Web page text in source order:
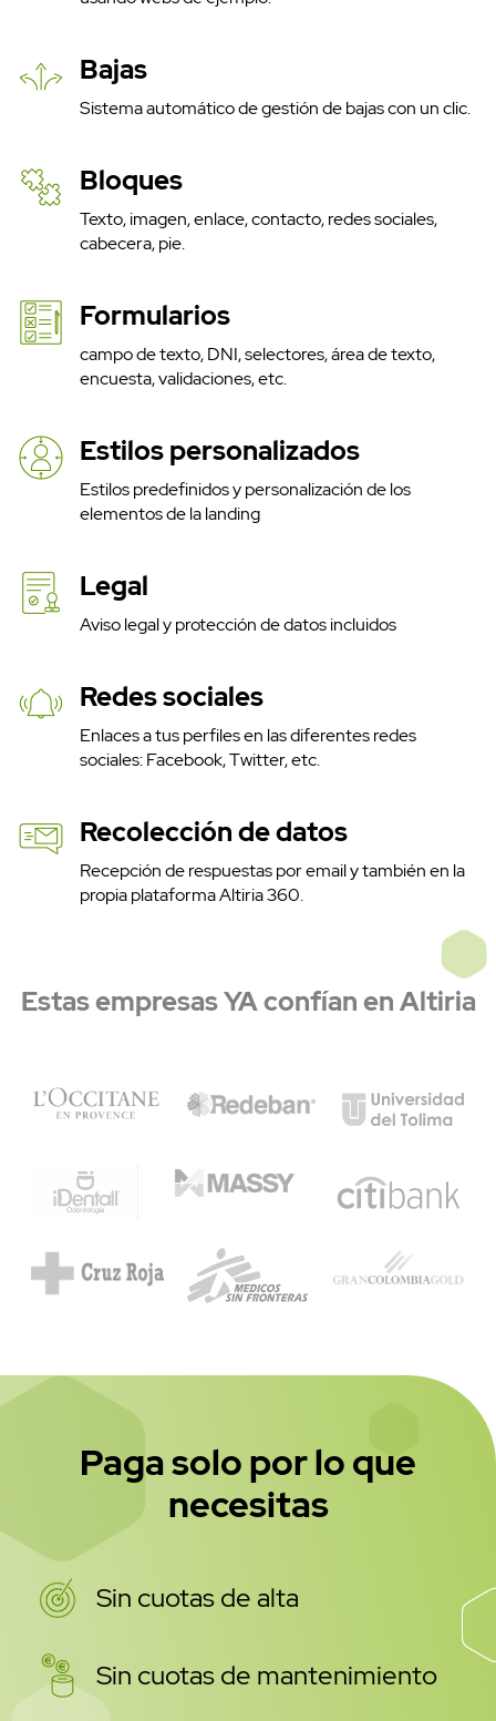
Precios
Bajas
Sistema automático de gestión de bajas con un clic.
Bloques
Texto, imagen, enlace, contacto, redes sociales,
cabecera, pie.
Formularios
campo de texto, DNI, selectores, área de texto,
encuesta, validaciones, etc.
Estilos personalizados
Estilos predefinidos y personalización de los
elementos de la landing
Legal
Aviso legal y protección de datos incluidos
Redes sociales
Enlaces a tus perfiles en las diferentes redes
sociales: Facebook, Twitter, etc.
Recolección de datos
Recepción de respuestas por email y también en la
propia plataforma Altiria 360.
Estas empresas YA confían en Altiria
Paga solo por lo que
necesitas
Sin cuotas de alta
Sin cuotas de mantenimiento